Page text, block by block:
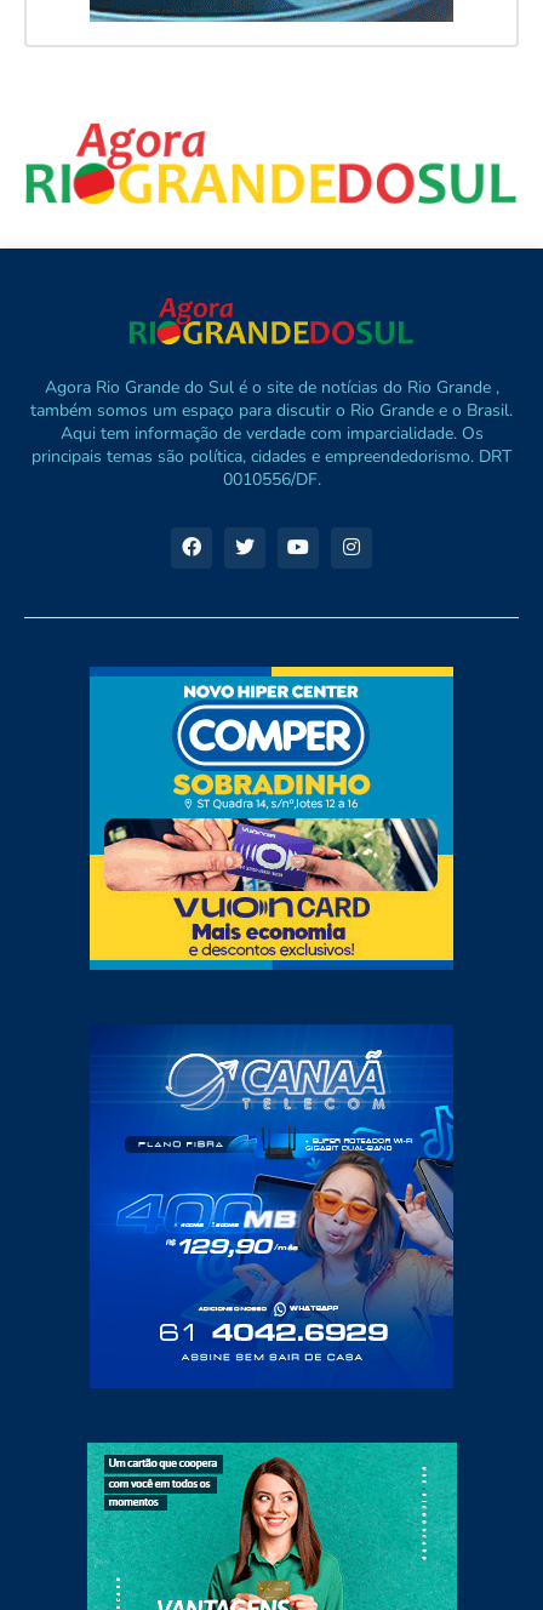
Agora Rio Grande do Sul é o site de notícias do Rio Grande ,
também somos um espaço para discutir o Rio Grande e o Brasil.
Aqui tem informação de verdade com imparcialidade. Os
principais temas são política, cidades e empreendedorismo. DRT
0010556/DF.